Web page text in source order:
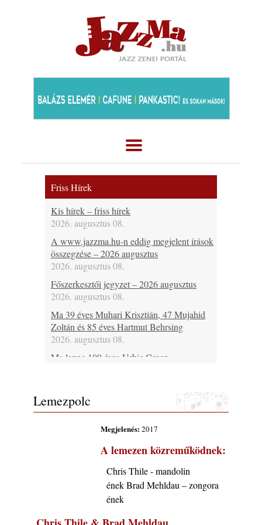
Friss Hírek
Kis hírek – friss hírek
2026. augusztus 08.
A www.jazzma.hu-n eddig megjelent írások
összegzése – 2026 augusztus
2026. augusztus 08.
Főszerkesztői jegyzet – 2026 augusztus
2026. augusztus 08.
Ma 39 éves Muhari Krisztián, 47 Mujahid
Zoltán és 85 éves Hartmut Behrsing
2026. augusztus 08.
Ma lenne 100 éves Urbie Green
2026. augusztus 08.
eseménye: augusztus közepén érkezik a
2026. augusztus 08.
2026-os jazzfesztiválok, amelyekről én is
tudok… 19. rész: XXXI. Szoboszlói
Dixieland Napok (Hajdúszoboszló – 2026.
2026. augusztus 08.
Lemezpolc
Megjelenés:2017
A lemezen közreműködnek:
Chris Thile - mandolin
ének Brad Mehldau – zongora
ének